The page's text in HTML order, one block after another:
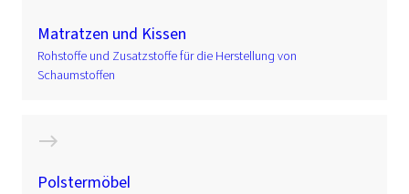
Matratzen und Kissen
Rohstoffe und Zusatzstoffe für die Herstellung von
Schaumstoffen
Polstermöbel